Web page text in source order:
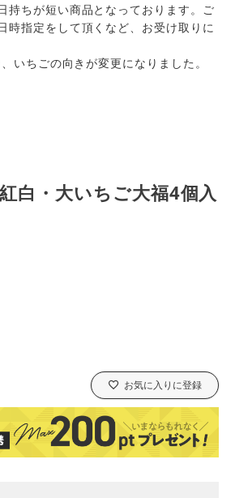
持ちが短い商品となっております。ご
時指定をして頂くなど、お受け取りに
いちごの向きが変更になりました。
白・大いちご大福4個入
お気に入りに登録